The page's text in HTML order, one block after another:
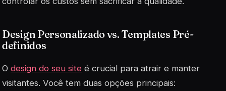
Design Personalizado vs. Templates Pré-
definidos
O design do seu site é crucial para atrair e manter
visitantes. Você tem duas opções principais: